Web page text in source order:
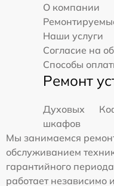
О компании
Наши услуги
Согласие на
Способы
Ремонт
Духовых
шкафов
Мы занимаемся
обслуживанием
гарантийного
работает независимо